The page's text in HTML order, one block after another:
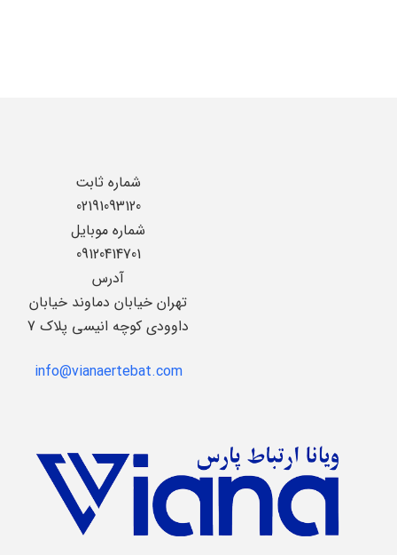
شماره ثابت
02191093120
شماره موبایل
09120414701
آدرس
تهران خیابان دماوند خیابان
داوودی کوچه انیسی پلاک 7
info@vianaertebat.com